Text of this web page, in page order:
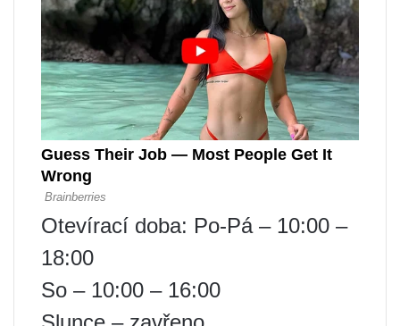
Otevírací doba: Po-Pá – 10:00 –
18:00
So – 10:00 – 16:00